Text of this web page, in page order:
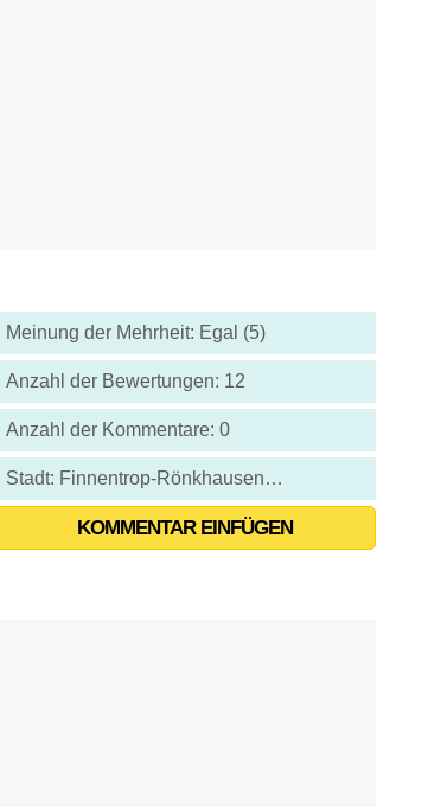
Meinung der Mehrheit: Egal (5)
Anzahl der Bewertungen: 12
Anzahl der Kommentare: 0
Stadt: Finnentrop-Rönkhausen - Deutschland
KOMMENTAR EINFÜGEN